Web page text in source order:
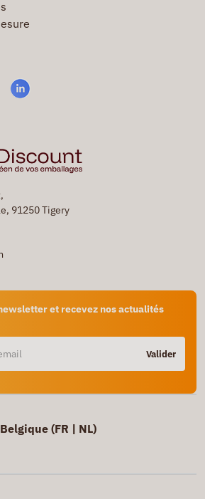
91250 Tigery
et recevez nos actualités
Valider
(FR | NL)